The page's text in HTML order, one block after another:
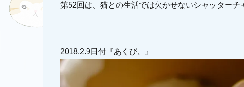
第52回は、猫との生活では欠かせないシャッターチ
2018.2.9日付『あくび。』